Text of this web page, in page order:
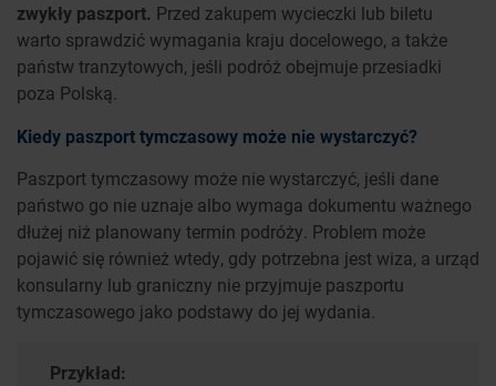
zwykły paszport. Przed zakupem wycieczki lub biletu
warto sprawdzić wymagania kraju docelowego, a także
państw tranzytowych, jeśli podróż obejmuje przesiadki
poza Polską.
Kiedy paszport tymczasowy może nie wystarczyć?
Paszport tymczasowy może nie wystarczyć, jeśli dane
państwo go nie uznaje albo wymaga dokumentu ważnego
dłużej niż planowany termin podróży. Problem może
pojawić się również wtedy, gdy potrzebna jest wiza, a urząd
konsularny lub graniczny nie przyjmuje paszportu
tymczasowego jako podstawy do jej wydania.
Przykład: